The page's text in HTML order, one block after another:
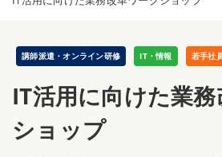
講師派遣・オンライン研修 IT・情報 若手社
IT活用に向けた業
ショップ